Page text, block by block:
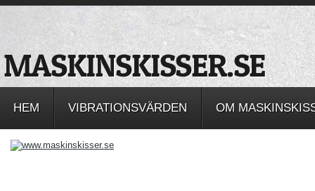
HEM VIBRATIONSVÄRDEN OM